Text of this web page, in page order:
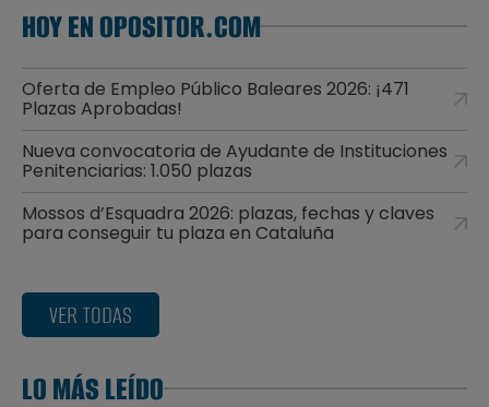
HOY EN OPOSITOR.COM
Oferta de Empleo Público Baleares 2026: ¡471
Plazas Aprobadas!
Nueva convocatoria de Ayudante de Instituciones
Penitenciarias: 1.050 plazas
Mossos d’Esquadra 2026: plazas, fechas y claves
para conseguir tu plaza en Cataluña
VER TODAS
LO MÁS LEÍDO